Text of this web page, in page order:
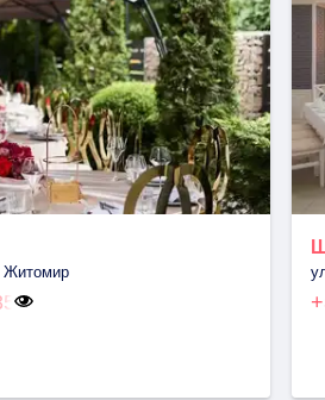
Житомир